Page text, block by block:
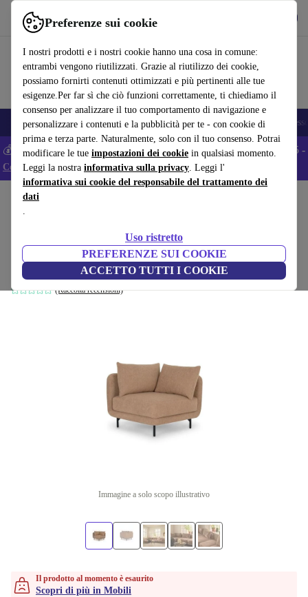
Preferenze sui cookie
I nostri prodotti e i nostri cookie hanno una cosa in comune:
entrambi vengono riutilizzati. Grazie al riutilizzo dei cookie,
possiamo fornirti contenuti ottimizzati e più pertinenti alle tue
esigenze.Per far sì che ciò funzioni correttamente, ti chiediamo il
consenso per analizzare il tuo comportamento di navigazione e
personalizzare i contenuti e la pubblicità per te - con cookie di
prima e terza parte. Naturalmente, solo con il tuo consenso. Potrai
modificare le tue impostazioni dei cookie in qualsiasi momento.
Leggi la nostra informativa sulla privacy. Leggi l'
informativa sui cookie del responsabile del trattamento dei
dati
.
Uso ristretto
PREFERENZE SUI COOKIE
ACCETTO TUTTI I COOKIE
Usa refurbed in modo rapido e semplice
🎒 Back to school Smartphone Portatili Tablet Smartwatch
💰 Extra -5% su tutti gli smartphone Android - Codice: ANDROID5 -
Condizioni
Home
Maison modulo angolare Bouclé-stoffa
Time Blush
marrone
(Raccolta recensioni)
Immagine a solo scopo illustrativo
Il prodotto al momento è esaurito
Scopri di più in Mobili